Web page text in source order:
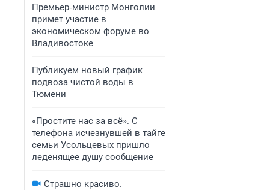
Премьер‑министр Монголии
примет участие в
экономическом форуме во
Владивостоке
Публикуем новый график
подвоза чистой воды в
Тюмени
«Простите нас за всё». С
телефона исчезнувшей в тайге
семьи Усольцевых пришло
леденящее душу сообщение
Страшно красиво.